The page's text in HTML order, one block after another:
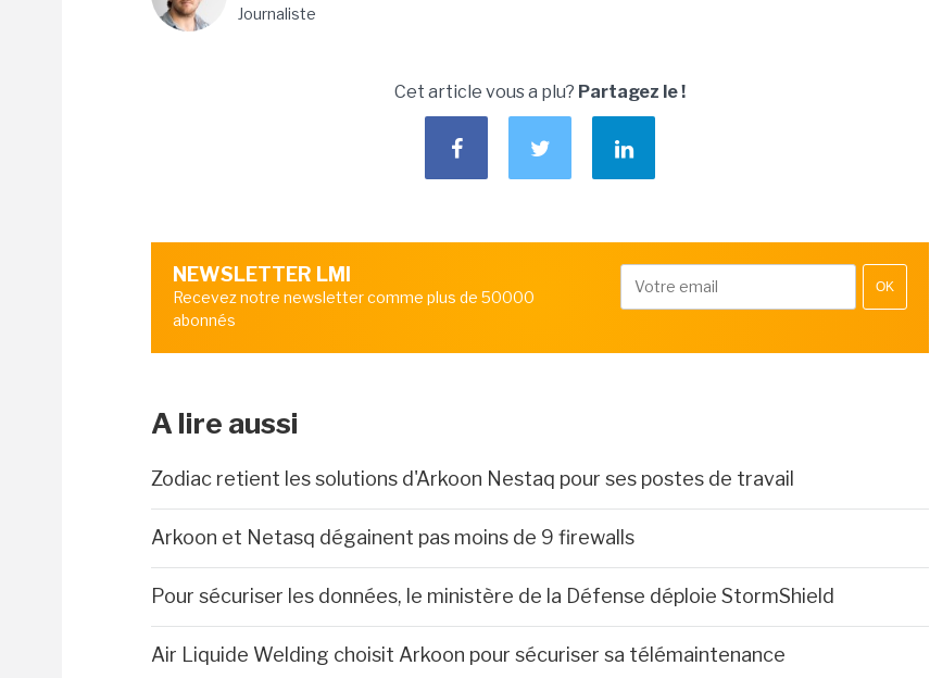
Journaliste
Cet article vous a plu? Partagez le !
NEWSLETTER LMI
Recevez notre newsletter comme plus de 50000
abonnés
OK
A lire aussi
Zodiac retient les solutions d'Arkoon Nestaq pour ses postes de travail
Arkoon et Netasq dégainent pas moins de 9 firewalls
Pour sécuriser les données, le ministère de la Défense déploie StormShield
Air Liquide Welding choisit Arkoon pour sécuriser sa télémaintenance